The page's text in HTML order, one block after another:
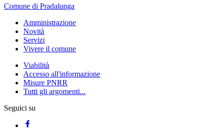
Comune di Pradalunga
Amministrazione
Novità
Servizi
Vivere il comune
Viabilità
Accesso all'informazione
Misure PNRR
Tutti gli argomenti...
Seguici su